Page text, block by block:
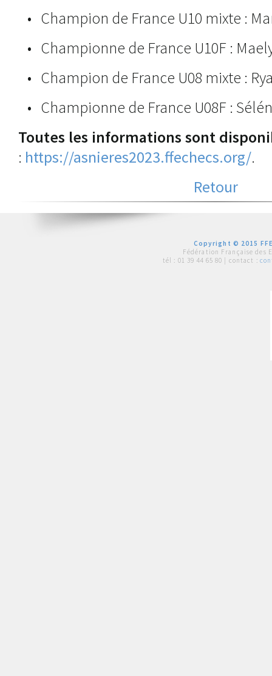
• Champion de France U10 mixte :
• Championne de France U10F :
• Champion de France U08 mixte :
• Championne de France U08F :
Toutes les informations sont
: https://asnieres2023.ffechecs.org/.
Retour
Copyright © 2015
Fédération Française des
tél : 01 39 44 65 80 | contact :